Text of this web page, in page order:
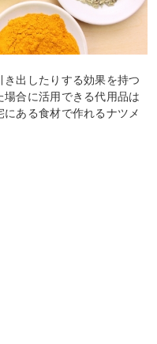
出したりする効果を持つ
合に活用できる代用品は
ある食材で作れるナツメ